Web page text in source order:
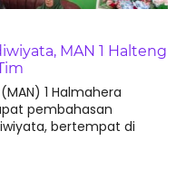
MAN 1 Halteng
1 Halmahera
pembahasan
bertempat di